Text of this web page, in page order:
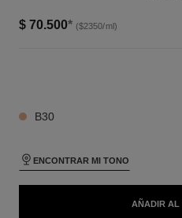
$ 70.500* ($2350/ml)
B30
ENCONTRAR MI TONO
AÑADIR AL